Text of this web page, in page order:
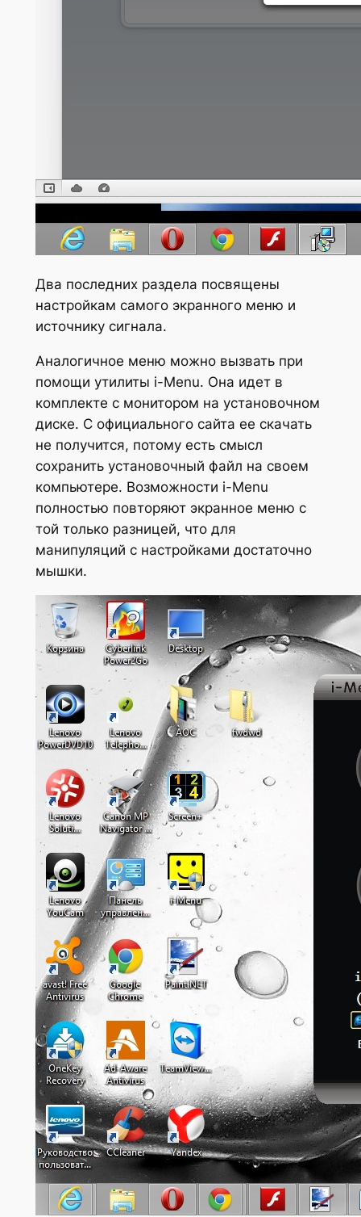
Два последних раздела посвящены
настройкам самого экранного меню и
источнику сигнала.
Аналогичное меню можно вызвать при
помощи утилиты i-Menu. Она идет в
комплекте с монитором на установочном
диске. С официального сайта ее скачать
не получится, потому есть смысл
сохранить установочный файл на своем
компьютере. Возможности i-Menu
полностью повторяют экранное меню с
той только разницей, что для
манипуляций с настройками достаточно
мышки.